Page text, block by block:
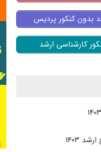
بدون کنکور پردیس
کارشناسی ارشد
۱۴۰۳